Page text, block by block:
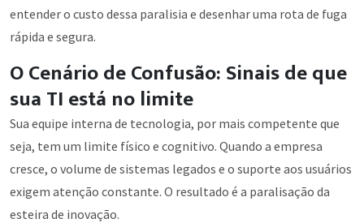
entender o custo dessa paralisia e desenhar uma rota de fuga
rápida e segura.
O Cenário de Confusão: Sinais de que
sua TI está no limite
Sua equipe interna de tecnologia, por mais competente que
seja, tem um limite físico e cognitivo. Quando a empresa
cresce, o volume de sistemas legados e o suporte aos usuários
exigem atenção constante. O resultado é a paralisação da
esteira de inovação.